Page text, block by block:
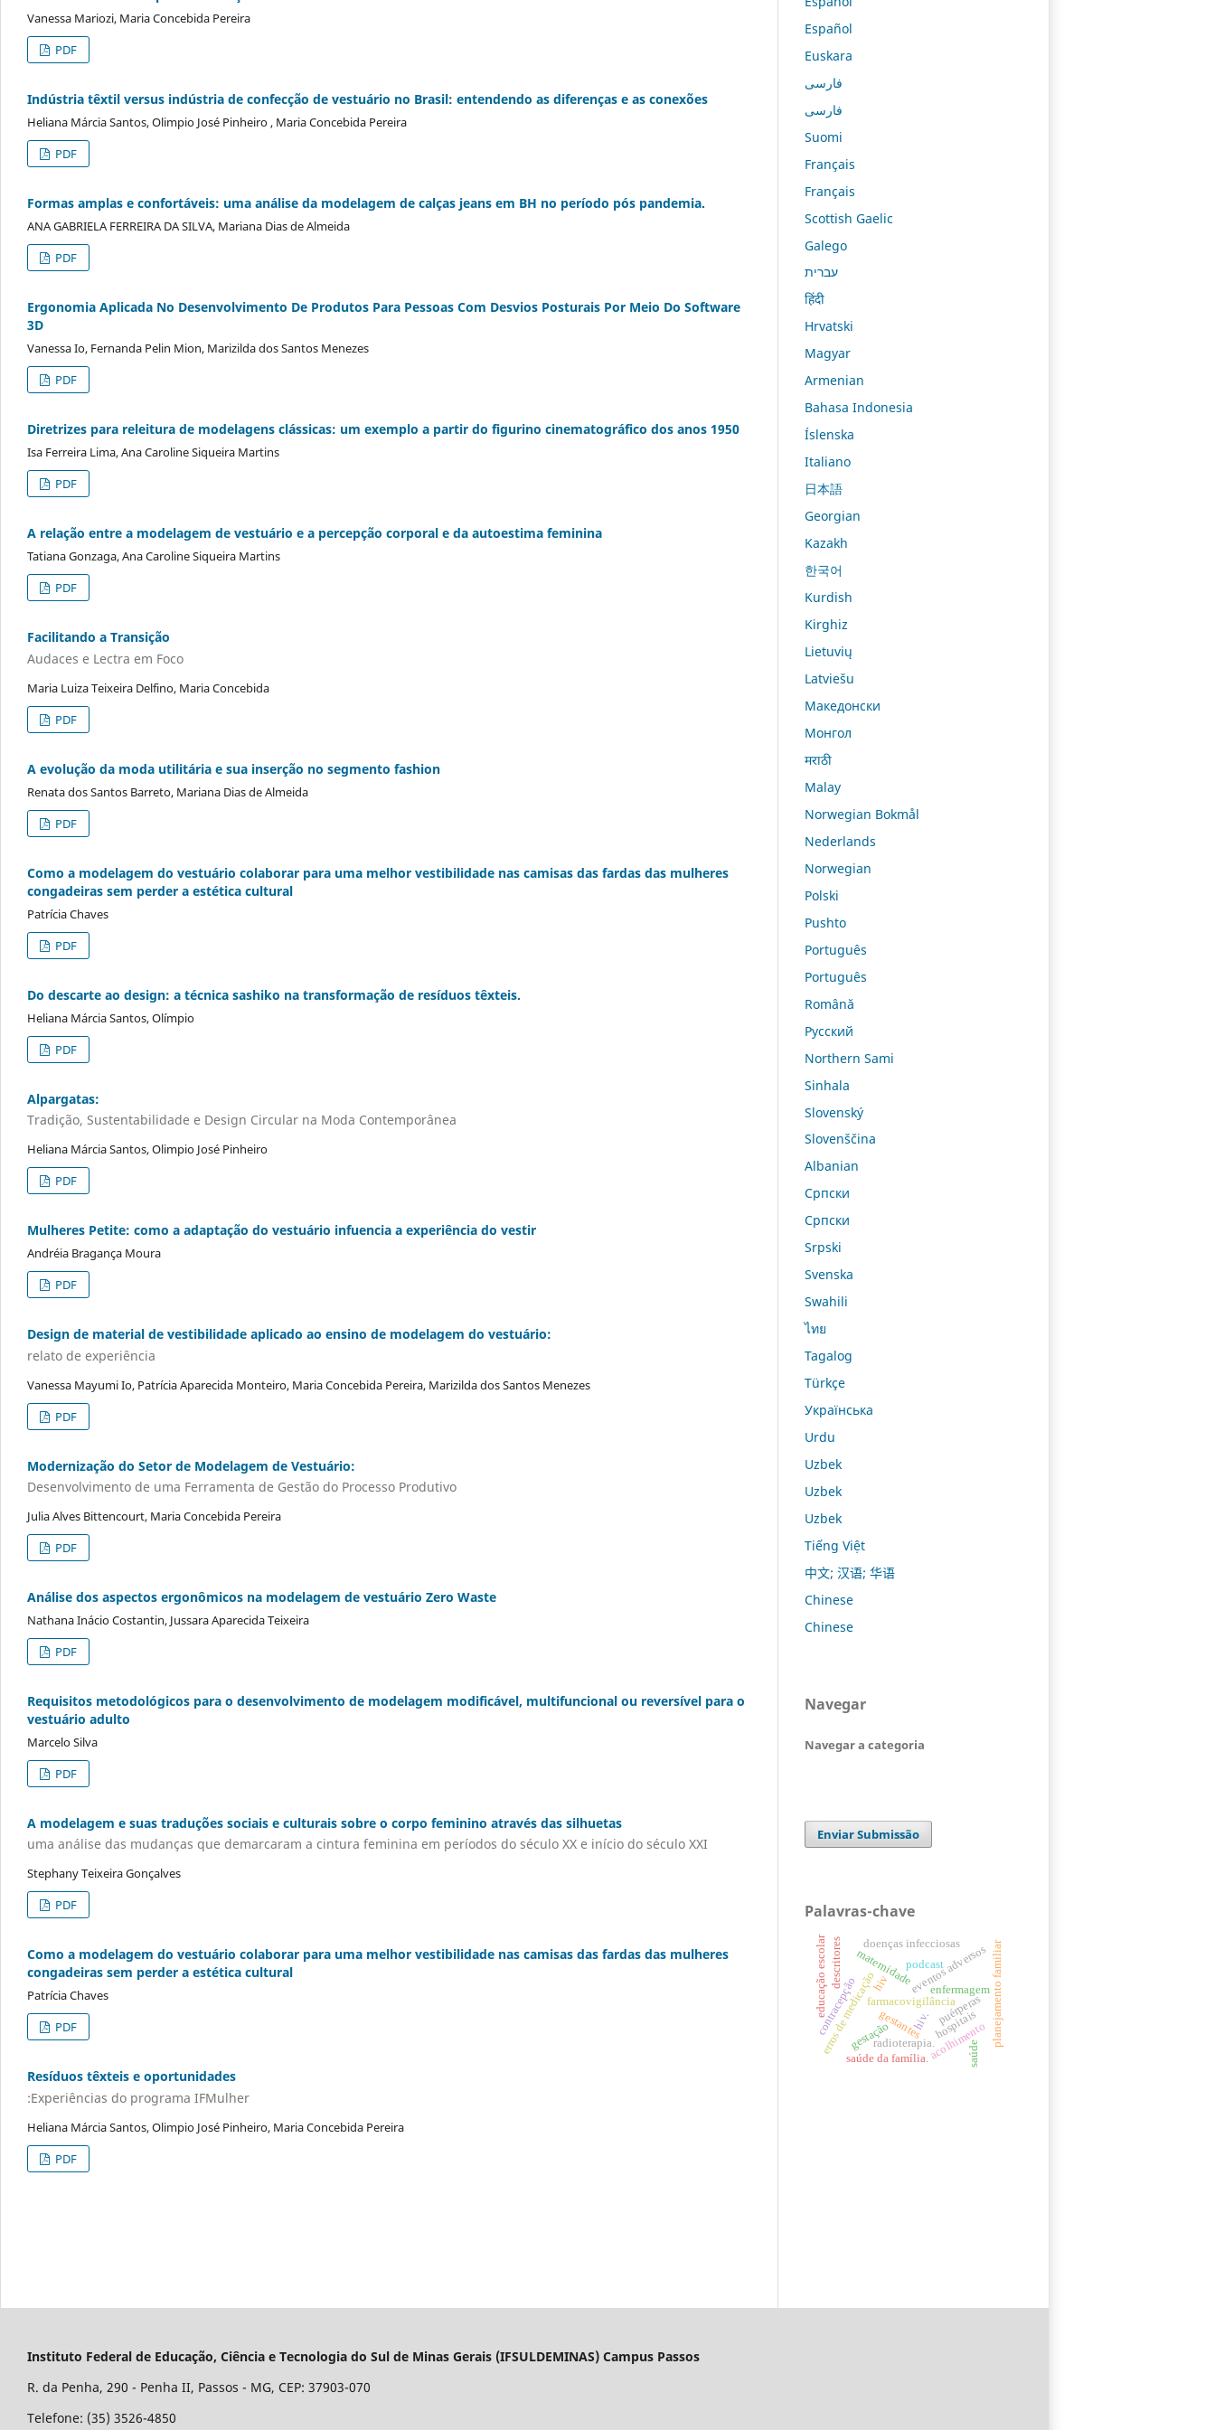
Vanessa Mariozi, Maria Concebida Pereira
PDF
Indústria têxtil versus indústria de confecção de vestuário no Brasil: entendendo as diferenças e as conexões
Heliana Márcia Santos, Olimpio José Pinheiro , Maria Concebida Pereira
PDF
Formas amplas e confortáveis: uma análise da modelagem de calças jeans em BH no período pós pandemia.
ANA GABRIELA FERREIRA DA SILVA, Mariana Dias de Almeida
PDF
Ergonomia Aplicada No Desenvolvimento De Produtos Para Pessoas Com Desvios Posturais Por Meio Do Software
3D
Vanessa Io, Fernanda Pelin Mion, Marizilda dos Santos Menezes
PDF
Diretrizes para releitura de modelagens clássicas: um exemplo a partir do figurino cinematográfico dos anos 1950
Isa Ferreira Lima, Ana Caroline Siqueira Martins
PDF
A relação entre a modelagem de vestuário e a percepção corporal e da autoestima feminina
Tatiana Gonzaga, Ana Caroline Siqueira Martins
PDF
Facilitando a Transição
Audaces e Lectra em Foco
Maria Luiza Teixeira Delfino, Maria Concebida
PDF
A evolução da moda utilitária e sua inserção no segmento fashion
Renata dos Santos Barreto, Mariana Dias de Almeida
PDF
Como a modelagem do vestuário colaborar para uma melhor vestibilidade nas camisas das fardas das mulheres
congadeiras sem perder a estética cultural
Patrícia Chaves
PDF
Do descarte ao design: a técnica sashiko na transformação de resíduos têxteis.
Heliana Márcia Santos, Olímpio
PDF
Alpargatas:
Tradição, Sustentabilidade e Design Circular na Moda Contemporânea
Heliana Márcia Santos, Olimpio José Pinheiro
PDF
Mulheres Petite: como a adaptação do vestuário infuencia a experiência do vestir
Andréia Bragança Moura
PDF
Design de material de vestibilidade aplicado ao ensino de modelagem do vestuário:
relato de experiência
Vanessa Mayumi Io, Patrícia Aparecida Monteiro, Maria Concebida Pereira, Marizilda dos Santos Menezes
PDF
Modernização do Setor de Modelagem de Vestuário:
Desenvolvimento de uma Ferramenta de Gestão do Processo Produtivo
Julia Alves Bittencourt, Maria Concebida Pereira
PDF
Análise dos aspectos ergonômicos na modelagem de vestuário Zero Waste
Nathana Inácio Costantin, Jussara Aparecida Teixeira
PDF
Requisitos metodológicos para o desenvolvimento de modelagem modificável, multifuncional ou reversível para o
vestuário adulto
Marcelo Silva
PDF
A modelagem e suas traduções sociais e culturais sobre o corpo feminino através das silhuetas
uma análise das mudanças que demarcaram a cintura feminina em períodos do século XX e início do século XXI
Stephany Teixeira Gonçalves
PDF
Como a modelagem do vestuário colaborar para uma melhor vestibilidade nas camisas das fardas das mulheres
congadeiras sem perder a estética cultural
Patrícia Chaves
PDF
Resíduos têxteis e oportunidades
:Experiências do programa IFMulher
Heliana Márcia Santos, Olimpio José Pinheiro, Maria Concebida Pereira
PDF
Español
Euskara
فارسی
فارسی
Suomi
Français
Français
Scottish Gaelic
Galego
עברית
हिंदी
Hrvatski
Magyar
Armenian
Bahasa Indonesia
Íslenska
Italiano
日本語
Georgian
Kazakh
한국어
Kurdish
Kirghiz
Lietuvių
Latviešu
Македонски
Монгол
मराठी
Malay
Norwegian Bokmål
Nederlands
Norwegian
Polski
Pushto
Português
Português
Română
Русский
Northern Sami
Sinhala
Slovenský
Slovenščina
Albanian
Српски
Српски
Srpski
Svenska
Swahili
ไทย
Tagalog
Türkçe
Українська
Urdu
Uzbek
Uzbek
Uzbek
Tiếng Việt
中文; 汉语; 华语
Chinese
Chinese
Navegar
Navegar a categoria
Enviar Submissão
Palavras-chave
gestantes puérperas
maternidade
erros de medicação hospitais
farmacovigilância
eventos adversos
enfermagem
hiv
gestação acolhimento
doenças infecciosas
hiv.
contracepção planejamento familiar
saúde da família.
educação escolar
saúde
podcast
radioterapia.
descritores
Instituto Federal de Educação, Ciência e Tecnologia do Sul de Minas Gerais (IFSULDEMINAS) Campus Passos
R. da Penha, 290 - Penha II, Passos - MG, CEP: 37903-070
Telefone: (35) 3526-4850